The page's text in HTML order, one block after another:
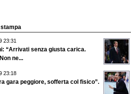
23:31
“Arrivati senza giusta carica.
ne...
23:18
gara peggiore, sofferta col fisico”.